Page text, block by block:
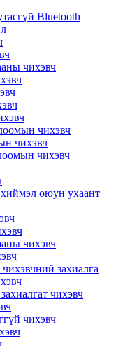
Bluetooth
чихэвч
чихэвч
чихэвч
чихэвч
оюун ухаант
чихэвч
захиалга
чихэвч
чихэвч